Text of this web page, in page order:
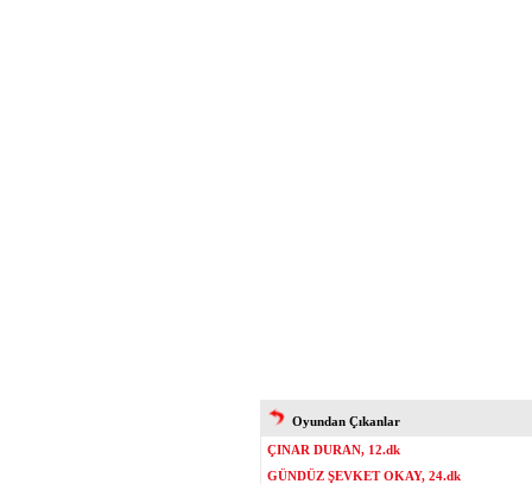
Oyundan Çıkanlar
ÇINAR DURAN, 12.dk
GÜNDÜZ ŞEVKET OKAY, 24.dk